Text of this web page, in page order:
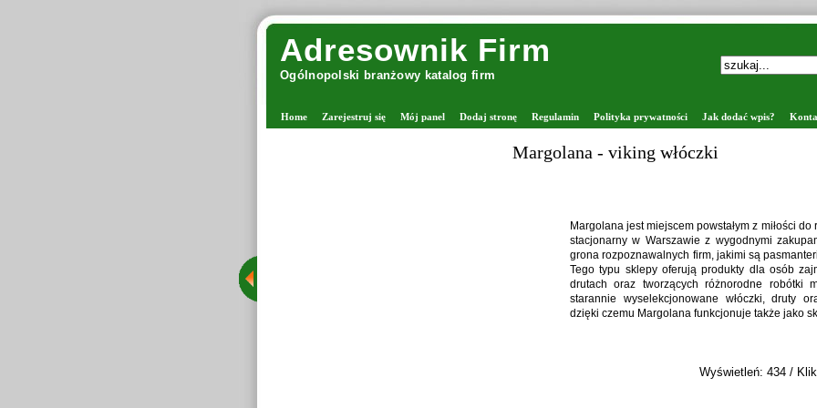
Adresownik Firm
Ogólnopolski branżowy katalog firm
Home Zarejestruj się Mój panel Dodaj stronę Regulamin Polityka prywatności Jak dodać wpis?
Margolana jest miejscem powstałym z miłości do rękodzieła, który łączy sklep
stacjonarny w Warszawie z wygodnymi zakupami online. Firma należy do
grona rozpoznawalnych firm, jakimi są pasmanterie internetowe z włóczkami.
Tego typu sklepy oferują produkty dla osób zajmujących się robieniem na
drutach oraz tworzących różnorodne robótki manualne. Oferta obejmuje
starannie wyselekcjonowane włóczki, druty oraz akcesoria dziewiarskie,
dzięki czemu Margolana funkcjonuje także jako sklep z drutami i włóczkami.